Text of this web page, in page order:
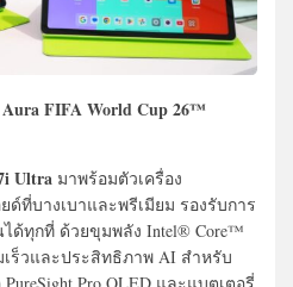
FIFA World Cup 26™
Ultra มาพร้อมตัวเครื่อง
ที่บางเบาและพรีเมียม รองรับการ
ด้ทุกที่ ด้วยขุมพลัง Intel® Core™
เร็วและประสิทธิภาพ AI สำหรับ